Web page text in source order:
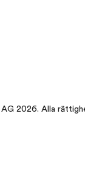
2026. Alla